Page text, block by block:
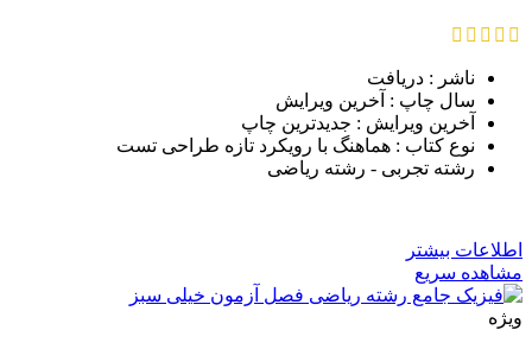
ناشر : دریافت
سال چاپ : آخرین ویرایش
آخرین ویرایش : جدیدترین چاپ
نوع کتاب : هماهنگ با رویکرد تازه طراحی تست
رشته تجربی - رشته ریاضی
اطلاعات بیشتر
مشاهده سریع
ویژه